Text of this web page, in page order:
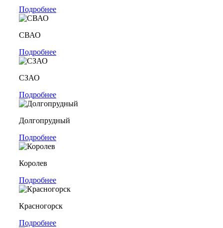
Подробнее
СВАО
Подробнее
СЗАО
Подробнее
Долгопрудный
Подробнее
Королев
Подробнее
Красногорск
Подробнее